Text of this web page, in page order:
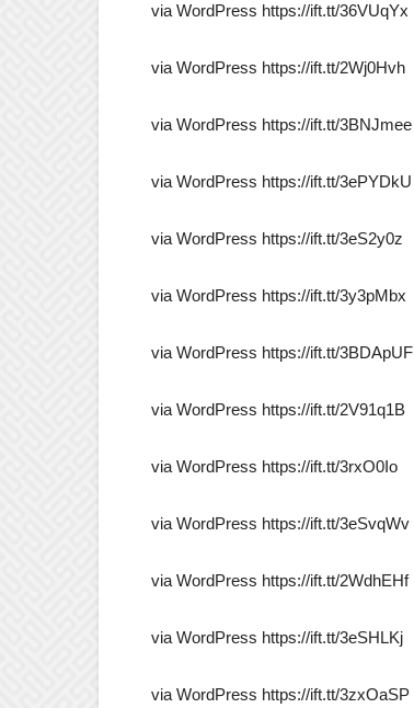
via WordPress https://ift.tt/36VUqYx
via WordPress https://ift.tt/2Wj0Hvh
via WordPress https://ift.tt/3BNJmee
via WordPress https://ift.tt/3ePYDkU
via WordPress https://ift.tt/3eS2y0z
via WordPress https://ift.tt/3y3pMbx
via WordPress https://ift.tt/3BDApUF
via WordPress https://ift.tt/2V91q1B
via WordPress https://ift.tt/3rxO0Io
via WordPress https://ift.tt/3eSvqWv
via WordPress https://ift.tt/2WdhEHf
via WordPress https://ift.tt/3eSHLKj
via WordPress https://ift.tt/3zxOaSP